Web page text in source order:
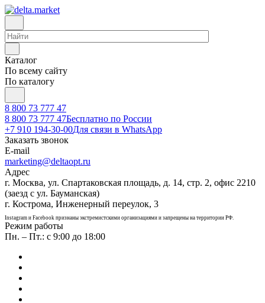
Каталог
По всему сайту
По каталогу
8 800 73 777 47
8 800 73 777 47Бесплатно по России
+7 910 194-30-00Для связи в WhatsApp
Заказать звонок
E-mail
marketing@deltaopt.ru
Адрес
г. Москва, ул. Спартаковская площадь, д. 14, стр. 2, офис 2210
(заезд с ул. Бауманская)
г. Кострома, Инженерный переулок, 3
Instagram и Facebook признаны экстремистскими организациями и запрещены на территории РФ.
Режим работы
Пн. – Пт.: с 9:00 до 18:00